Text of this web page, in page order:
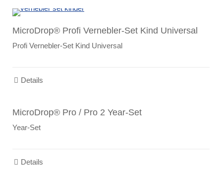
MicroDrop® Profi Vernebler-Set Kind Universal
Profi Vernebler-Set Kind Universal
Details
MicroDrop® Pro / Pro 2 Year-Set
Year-Set
Details